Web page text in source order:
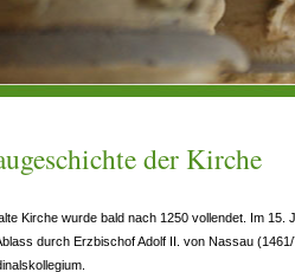
der Kirche
Kirche wurde bald nach 1250 vollendet. Im 15.
durch Erzbischof Adolf II. von Nassau